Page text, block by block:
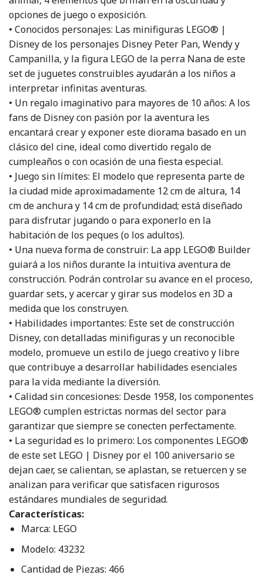
opciones de juego o exposición.
• Conocidos personajes: Las minifiguras LEGO® |
Disney de los personajes Disney Peter Pan, Wendy y
Campanilla, y la figura LEGO de la perra Nana de este
set de juguetes construibles ayudarán a los niños a
interpretar infinitas aventuras.
• Un regalo imaginativo para mayores de 10 años: A los
fans de Disney con pasión por la aventura les
encantará crear y exponer este diorama basado en un
clásico del cine, ideal como divertido regalo de
cumpleaños o con ocasión de una fiesta especial.
• Juego sin límites: El modelo que representa parte de
la ciudad mide aproximadamente 12 cm de altura, 14
cm de anchura y 14 cm de profundidad; está diseñado
para disfrutar jugando o para exponerlo en la
habitación de los peques (o los adultos).
• Una nueva forma de construir: La app LEGO® Builder
guiará a los niños durante la intuitiva aventura de
construcción. Podrán controlar su avance en el proceso,
guardar sets, y acercar y girar sus modelos en 3D a
medida que los construyen.
• Habilidades importantes: Este set de construcción
Disney, con detalladas minifiguras y un reconocible
modelo, promueve un estilo de juego creativo y libre
que contribuye a desarrollar habilidades esenciales
para la vida mediante la diversión.
• Calidad sin concesiones: Desde 1958, los componentes
LEGO® cumplen estrictas normas del sector para
garantizar que siempre se conecten perfectamente.
• La seguridad es lo primero: Los componentes LEGO®
de este set LEGO | Disney por el 100 aniversario se
dejan caer, se calientan, se aplastan, se retuercen y se
analizan para verificar que satisfacen rigurosos
estándares mundiales de seguridad.
Características:
Marca: LEGO
Modelo: 43232
Cantidad de Piezas: 466